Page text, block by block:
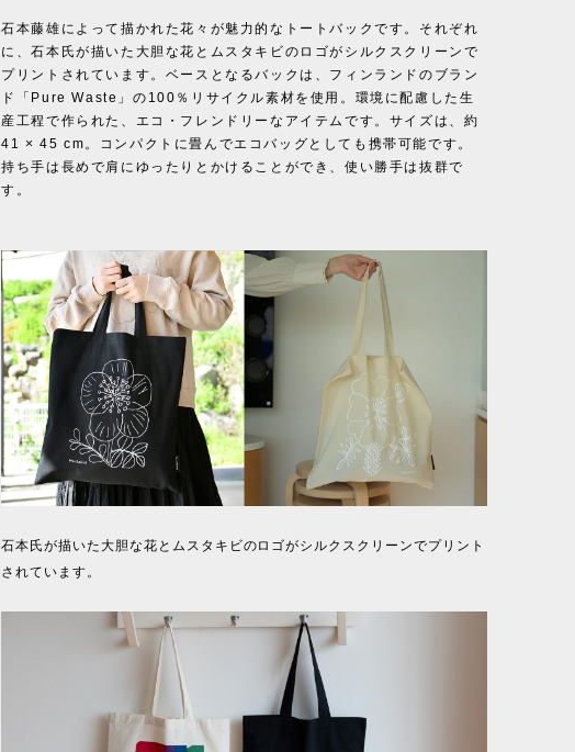
石本藤雄によって描かれた花々が魅力的なトートバックです。それぞれ
に、石本氏が描いた大胆な花とムスタキビのロゴがシルクスクリーンで
プリントされています。ベースとなるバックは、フィンランドのブラン
ド「Pure Waste」の100％リサイクル素材を使用。環境に配慮した生
産工程で作られた、エコ・フレンドリーなアイテムです。サイズは、約
41 × 45 cm。コンパクトに畳んでエコバッグとしても携帯可能です。
持ち手は長めで肩にゆったりとかけることができ、使い勝手は抜群で
す。
石本氏が描いた大胆な花とムスタキビのロゴがシルクスクリーンでプリント
されています。